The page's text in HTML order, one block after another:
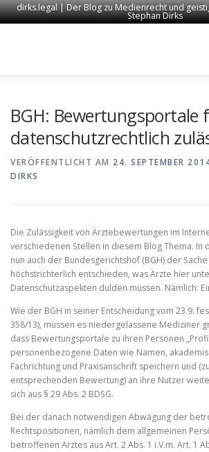
dirks.legal | Der Blog zu Medienrecht und
Stephan Dirks
BGH: Bewertungsportale
datenschutzrechtlich
VERÖFFENTLICHT AM 24. SEPTEMBER
DIRKS
Die Zulässigkeit von Ärztebewertungen im
verschiedenen Stellen in diesem Blog Thema. In
nun auch der Bundesgerichtshof (BGH) der
höchstrichterlich entschieden, was Ärzte hier
Datenschutzaspekten dulden müssen. Nämlich:
Wie der BGH in seiner Entscheidung vom 23.9.
358/13), müssen es niedergelassene Mediziner
dass Bewertungsportale zu ihren Personen
personenbezogene Daten wie Namen,
Fachrichtung und Praxisanschrift speichern und
entsprechenden Bewertung) an ihre Nutzer
sich aus § 29 Abs. 2 BDSG.
Bei der danach notwendigen Abwägung der
Rechtspositionen, nämlich dem allgemeinen
betroffenen Arztes aus Art. 2 Abs. 1 i.V.m. Art. 1